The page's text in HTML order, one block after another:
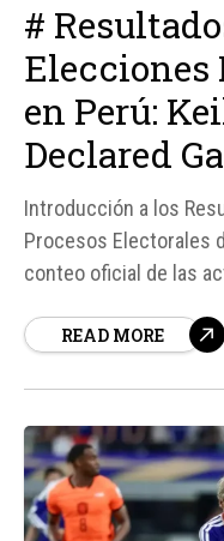
#
Elecciones
en Perú:
Declared
Introducción a los
Procesos Electorales
conteo oficial de las
2026. Según los
READ MORE